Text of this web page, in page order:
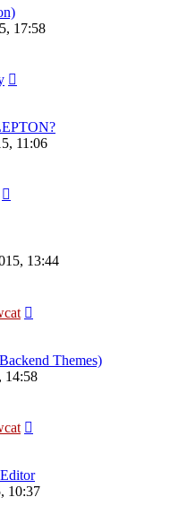
17:58
11:06
13:44
Themes)
14:58
10:37